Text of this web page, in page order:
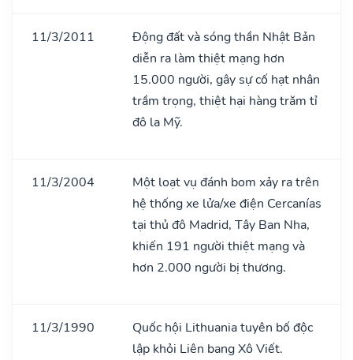
11/3/2011
Động đất và sóng thần Nhật Bản
diễn ra làm thiệt mạng hơn
15.000 người, gây sự cố hạt nhân
trầm trọng, thiệt hại hàng trăm tỉ
đô la Mỹ.
11/3/2004
Một loạt vụ đánh bom xảy ra trên
hệ thống xe lửa/xe điện Cercanías
tại thủ đô Madrid, Tây Ban Nha,
khiến 191 người thiệt mạng và
hơn 2.000 người bị thương.
11/3/1990
Quốc hội Lithuania tuyên bố độc
lập khỏi Liên bang Xô Viết.